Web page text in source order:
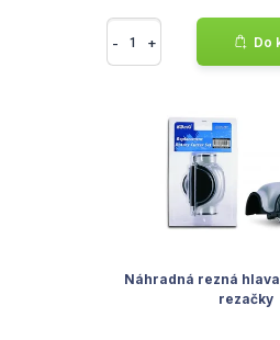
- + Do
Náhradná rezná
rezačky